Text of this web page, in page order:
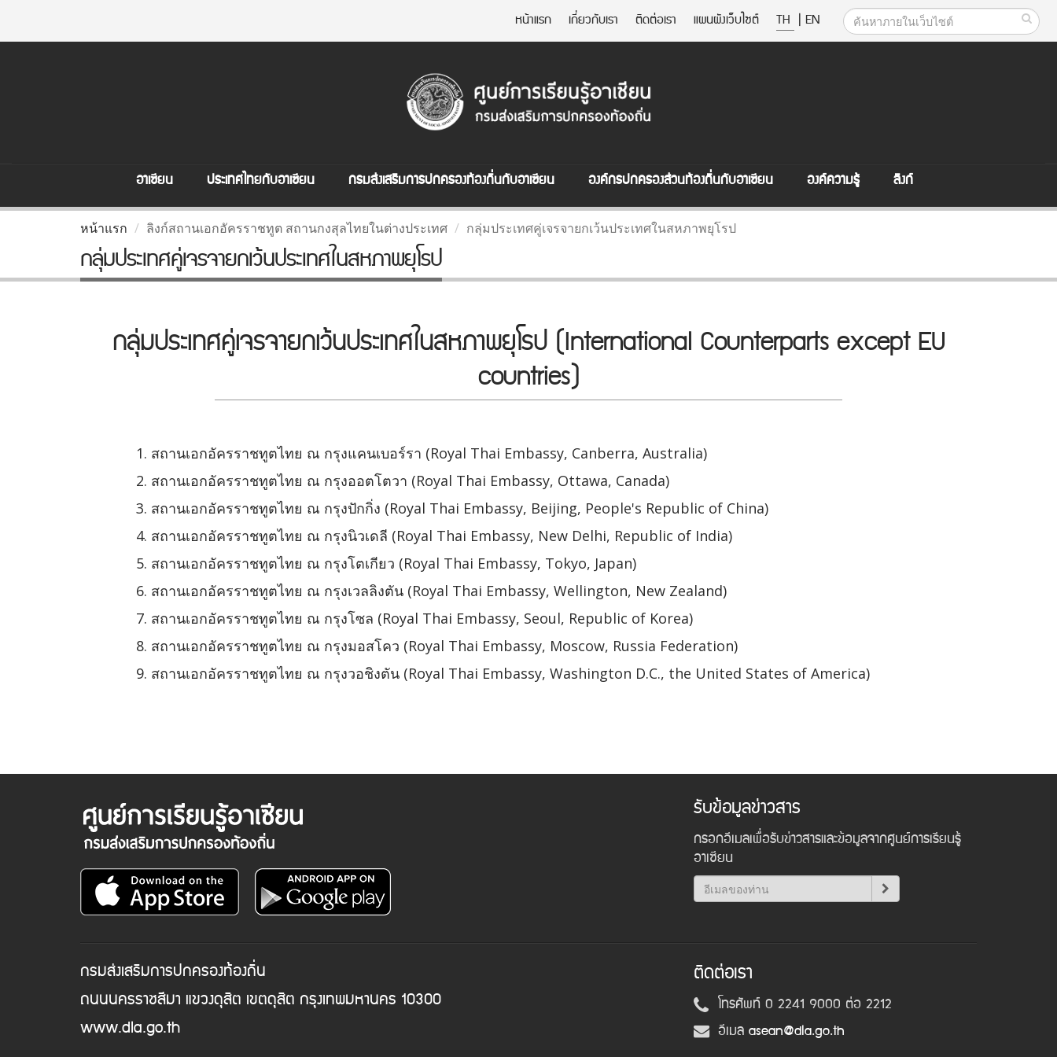
หน้าแรก เกี่ยวกับเรา ติดต่อเรา แผนผังเว็บไซต์ TH | EN
อาเซียน ประเทศไทยกับอาเซียน กรมส่งเสริมการปกครองท้องถิ่นกับอาเซียน องค์กรปกครองส่วนท้องถิ่นกับอาเซียน องค์ความรู้ ลิงก์
หน้าแรก ลิงก์สถานเอกอัครราชทูต สถานกงสุลไทยในต่างประเทศ กลุ่มประเทศคู่เจรจายกเว้นประเทศในสหภาพยุโรป
กลุ่มประเทศคู่เจรจายกเว้นประเทศในสหภาพยุโรป
กลุ่มประเทศคู่เจรจายกเว้นประเทศในสหภาพยุโรป (International Counterparts except EU
countries)
สถานเอกอัครราชทูตไทย ณ กรุงแคนเบอร์รา (Royal Thai Embassy, Canberra, Australia)
สถานเอกอัครราชทูตไทย ณ กรุงออตโตวา (Royal Thai Embassy, Ottawa, Canada)
สถานเอกอัครราชทูตไทย ณ กรุงปักกิ่ง (Royal Thai Embassy, Beijing, People's Republic of China)
สถานเอกอัครราชทูตไทย ณ กรุงนิวเดลี (Royal Thai Embassy, New Delhi, Republic of India)
สถานเอกอัครราชทูตไทย ณ กรุงโตเกียว (Royal Thai Embassy, Tokyo, Japan)
สถานเอกอัครราชทูตไทย ณ กรุงเวลลิงตัน (Royal Thai Embassy, Wellington, New Zealand)
สถานเอกอัครราชทูตไทย ณ กรุงโซล (Royal Thai Embassy, Seoul, Republic of Korea)
สถานเอกอัครราชทูตไทย ณ กรุงมอสโคว (Royal Thai Embassy, Moscow, Russia Federation)
สถานเอกอัครราชทูตไทย ณ กรุงวอชิงตัน (Royal Thai Embassy, Washington D.C., the United States of America)
รับข้อมูลข่าวสาร
กรอกอีเมลเพื่อรับข่าวสารและข้อมูลจากศูนย์การเรียนรู้
อาเซียน
กรมส่งเสริมการปกครองท้องถิ่น
ถนนนครราชสีมา แขวงดุสิต เขตดุสิต กรุงเทพมหานคร 10300
www.dla.go.th
ติดต่อเรา
โทรศัพท์ 0 2241 9000 ต่อ 2212
อีเมล asean@dla.go.th